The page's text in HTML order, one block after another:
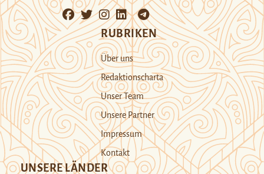
RUBRIKEN
Über uns
Redaktionscharta
Unser Team
Unsere Partner
Impressum
Kontakt
UNSERE LÄNDER